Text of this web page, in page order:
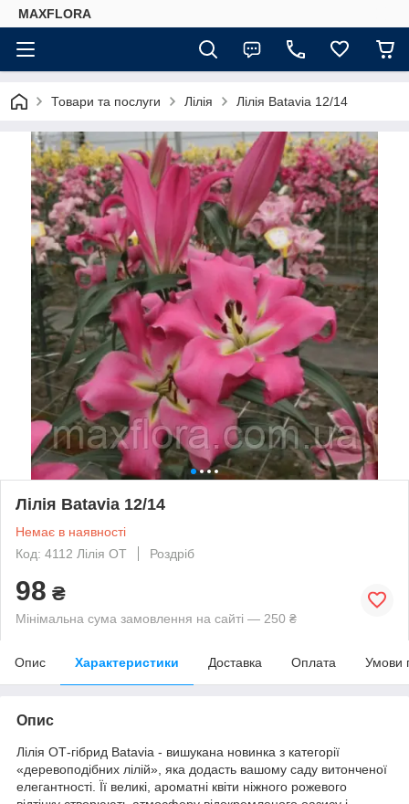
MAXFLORA
Товари та послуги Лілія Лілія Batavia 12/14
Лілія Batavia 12/14
Немає в наявності
Код: 4112 Лілія OT
Роздріб
98 ₴
Мінімальна сума замовлення на сайті — 250 ₴
Опис Характеристики Доставка Оплата Умови
Опис
Лілія ОТ-гібрид Batavia - вишукана новинка з категорії
«деревоподібних лілій», яка додасть вашому саду витонченої
елегантності. Її великі, ароматні квіти ніжного рожевого